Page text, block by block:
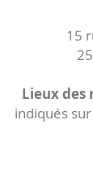
15
Lieux des
indiqués